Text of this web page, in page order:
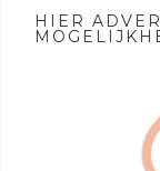
HIER